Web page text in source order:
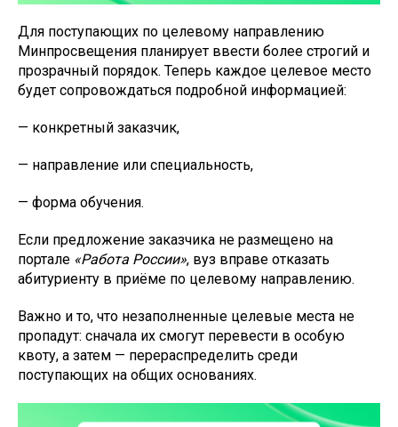
Для поступающих по целевому направлению
Минпросвещения планирует ввести более строгий и
прозрачный порядок. Теперь каждое целевое место
будет сопровождаться подробной информацией:
— конкретный заказчик,
— направление или специальность,
— форма обучения.
Если предложение заказчика не размещено на
портале «Работа России», вуз вправе отказать
абитуриенту в приёме по целевому направлению.
Важно и то, что незаполненные целевые места не
пропадут: сначала их смогут перевести в особую
квоту, а затем — перераспределить среди
поступающих на общих основаниях.